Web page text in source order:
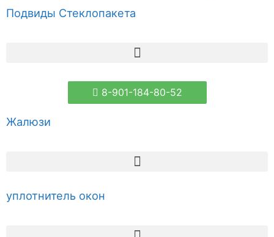
Подвиды Стеклопакета
8-901-184-80-52
Жалюзи
уплотнитель окон